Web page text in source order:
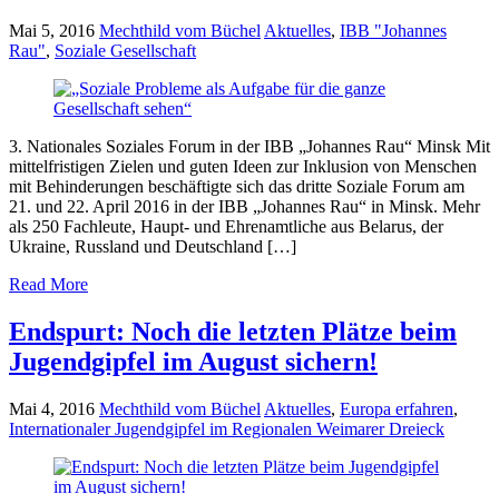
Mai 5, 2016 Mechthild vom Büchel Aktuelles, IBB "Johannes
Rau", Soziale Gesellschaft
3. Nationales Soziales Forum in der IBB „Johannes Rau“ Minsk Mit
mittelfristigen Zielen und guten Ideen zur Inklusion von Menschen
mit Behinderungen beschäftigte sich das dritte Soziale Forum am
21. und 22. April 2016 in der IBB „Johannes Rau“ in Minsk. Mehr
als 250 Fachleute, Haupt- und Ehrenamtliche aus Belarus, der
Ukraine, Russland und Deutschland […]
Read More
Endspurt: Noch die letzten Plätze beim
Jugendgipfel im August sichern!
Mai 4, 2016 Mechthild vom Büchel Aktuelles, Europa erfahren,
Internationaler Jugendgipfel im Regionalen Weimarer Dreieck